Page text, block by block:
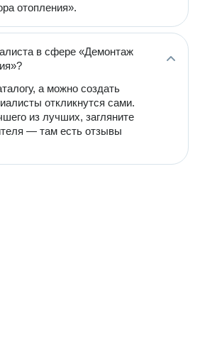
отопления».
в сфере «Демонтаж
а можно создать
откликнутся сами.
из лучших, загляните
— там есть отзывы